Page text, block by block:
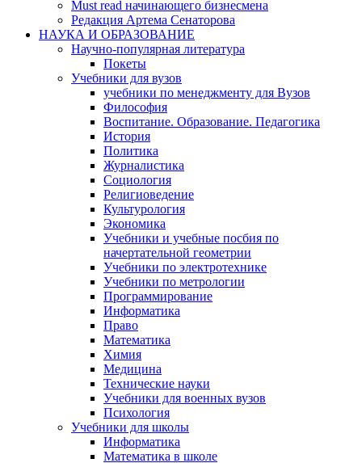
Must read начинающего бизнесмена
Редакция Артема Сенаторова
НАУКА И ОБРАЗОВАНИЕ
Научно-популярная литература
Покеты
Учебники для вузов
учебники по менеджменту для Вузов
Философия
Воспитание. Образование. Педагогика
История
Политика
Журналистика
Социология
Религиоведение
Культурология
Экономика
Учебники и учебные посбия по
начертательной геометрии
Учебники по электротехнике
Учебники по метрологии
Программирование
Информатика
Право
Математика
Химия
Медицина
Технические науки
Учебники для военных вузов
Психология
Учебники для школы
Информатика
Математика в школе